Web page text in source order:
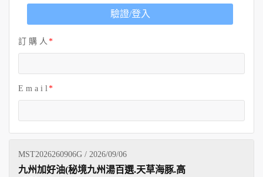
驗證/登入
訂 購 人
E m a i l
MST2026260906G / 2026/09/06
九州加好油(秘境九州湯百選.天草海豚.高